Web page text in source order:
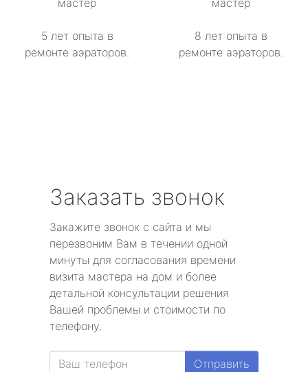
мастер
5 лет опыта в
ремонте аэраторов.
мастер
8 лет опыта в
ремонте аэраторов.
Заказать звонок
Закажите звонок с сайта и мы
перезвоним Вам в течении одной
минуты для согласования времени
визита мастера на дом и более
детальной консультации решения
Вашей проблемы и стоимости по
телефону.
Отправить